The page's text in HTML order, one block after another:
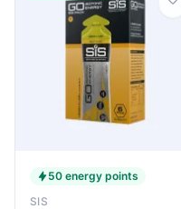
50 energy points
SIS